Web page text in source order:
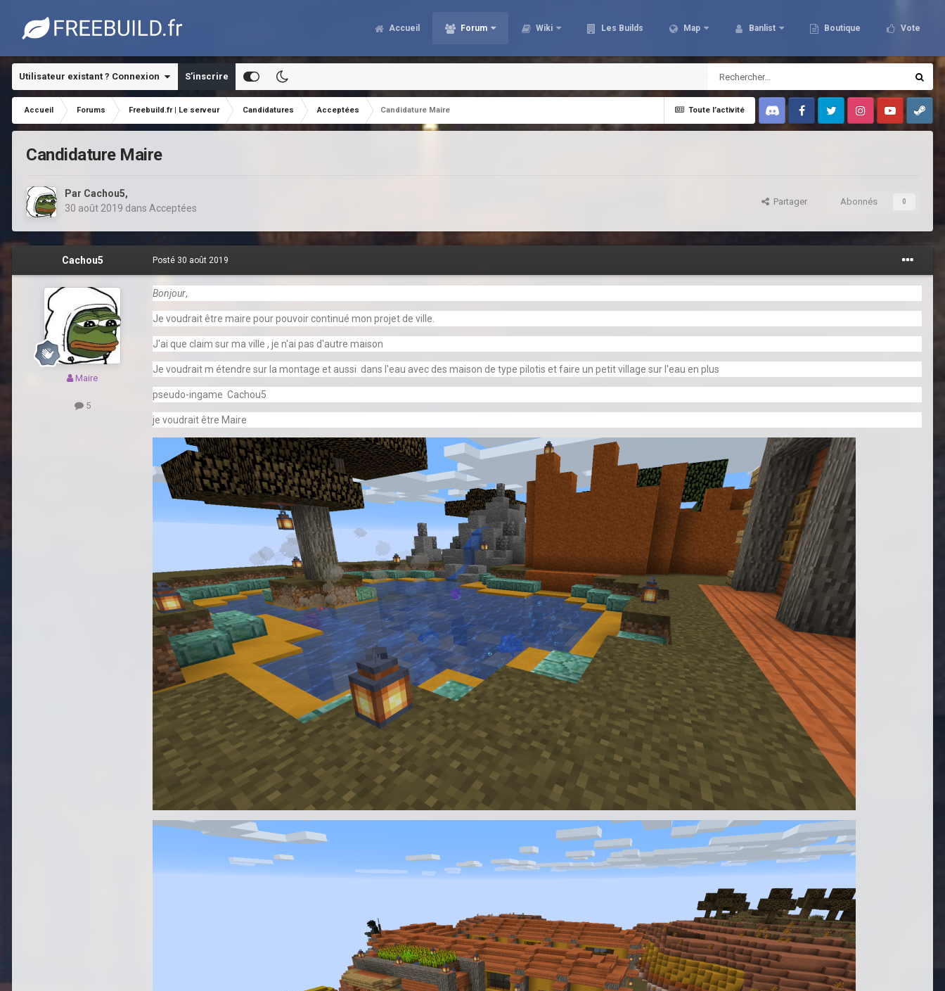
Accueil Forum Wiki Les Builds Map Banlist Boutique Vote
Utilisateur existant ? Connexion S’inscrire
Toute l’activité
Accueil Forums Freebuild.fr | Le serveur Candidatures Acceptées
Candidature Maire
Discord FacebookTwitter InstagramYoutubeSteam
Candidature Maire
Par Cachou5,
30 août 2019 dans Acceptées
Partager Abonnés 0
Cachou5
Maire
5
Posté 30 août 2019
Bonjour,
Je voudrait être maire pour pouvoir continué mon projet de ville.
J'ai que claim sur ma ville , je n'ai pas d'autre maison
Je voudrait m étendre sur la montage et aussi dans l'eau avec des maison de type pilotis et faire un petit village sur l'eau en plus
pseudo-ingame Cachou5
je voudrait être Maire